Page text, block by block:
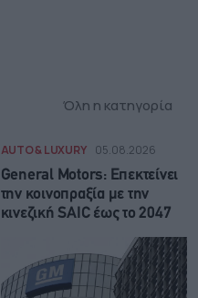
Όλη η κατηγορία
AUTO & LUXURY 05.08.2026
General Motors: Επεκτείνει
την κοινοπραξία με την
κινεζική SAIC έως το 2047